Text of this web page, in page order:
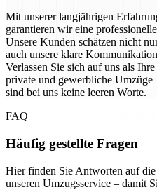
Mit unserer langjährigen
garantieren wir eine
Unsere Kunden schätzen nicht
auch unsere klare
Verlassen Sie sich auf uns als
private und gewerbliche
sind bei uns keine leeren Worte.
FAQ
Häufig gestellte Fragen
Hier finden Sie Antworten auf
unseren Umzugsservice – damit